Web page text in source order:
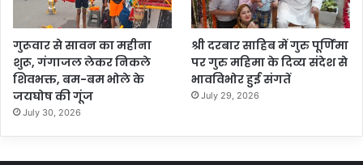
गुरूवार से सावन का महीना
शुरू, गंगाजल लेकर निकले
शिवभक्त, बम-बम भोले के
जयघोष की गूंज
July 30, 2026
श्री दरबार साहिब में गुरु पूर्णिमा
पर गुरु महिमा के दिव्य संदेश से
भावविभोर हुई संगतें
July 29, 2026